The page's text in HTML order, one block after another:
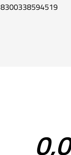
8300338594519
0,0